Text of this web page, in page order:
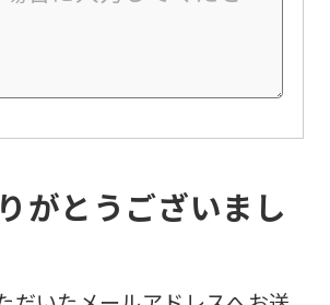
がとうございまし